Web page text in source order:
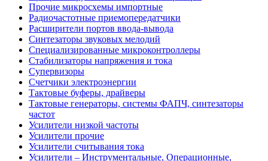
Прочие микросхемы импортные
Радиочастотные приемопередатчики
Расширители портов ввода-вывода
Синтезаторы звуковых мелодий
Специализированные микроконтроллеры
Стабилизаторы напряжения и тока
Супервизоры
Счетчики электроэнергии
Тактовые буферы, драйверы
Тактовые генераторы, системы ФАПЧ, синтезаторы
частот
Усилители низкой частоты
Усилители прочие
Усилители считывания тока
Усилители – Инструментальные, Операционные,